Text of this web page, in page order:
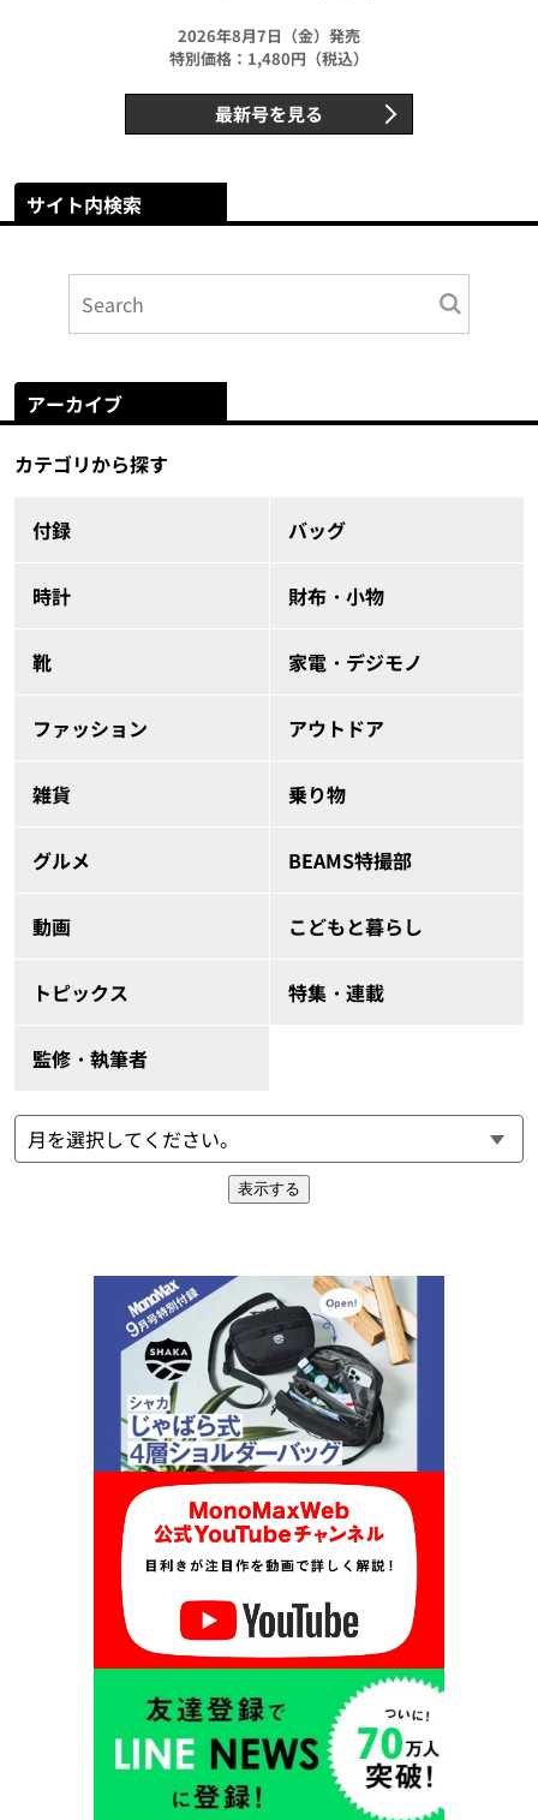
2026年8月7日（金）発売
特別価格：1,480円（税込）
最新号を見る
サイト内検索
アーカイブ
カテゴリから探す
付録 バッグ
時計 財布・小物
靴 家電・デジモノ
ファッション アウトドア
雑貨 乗り物
グルメ BEAMS特撮部
動画 こどもと暮らし
トピックス 特集・連載
監修・執筆者
表示する